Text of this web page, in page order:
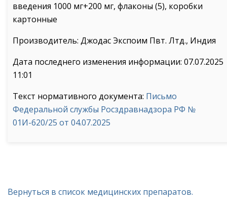
введения 1000 мг+200 мг, флаконы (5), коробки
картонные
Производитель: Джодас Экспоим Пвт. Лтд., Индия
Дата последнего изменения информации: 07.07.2025
11:01
Текст нормативного документа: Письмо
Федеральной службы Росздравнадзора РФ №
01И-620/25 от 04.07.2025
Вернуться в список медицинских препаратов.